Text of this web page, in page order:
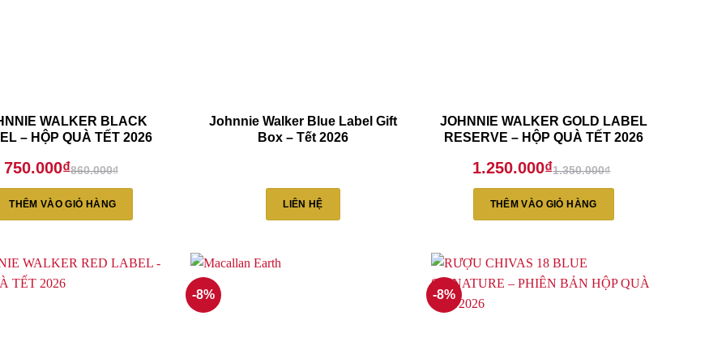
WALKER BLACK
– HỘP QUÀ TẾT 2026
860.000₫
gốc
là:
750.000₫
hiện
tại
THÊM VÀO GIỎ HÀNG
Johnnie Walker Blue Label Gift
Box – Tết 2026
LIÊN HỆ
JOHNNIE WALKER GOLD LABEL
RESERVE – HỘP QUÀ TẾT 2026
1.350.000₫
gốc
là:
1.250.000₫
hiện
tại
THÊM VÀO GIỎ HÀNG
-8% -8%